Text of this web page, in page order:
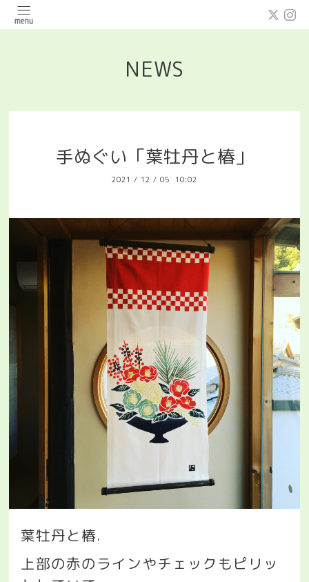
NEWS
手ぬぐい「葉牡丹と椿」
2021 / 12 / 05 10:02
葉牡丹と椿.
上部の赤のラインやチェックもピリッ